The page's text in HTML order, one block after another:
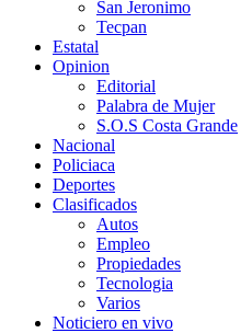
San Jeronimo
Tecpan
Estatal
Opinion
Editorial
Palabra de Mujer
S.O.S Costa Grande
Nacional
Policiaca
Deportes
Clasificados
Autos
Empleo
Propiedades
Tecnologia
Varios
Noticiero en vivo